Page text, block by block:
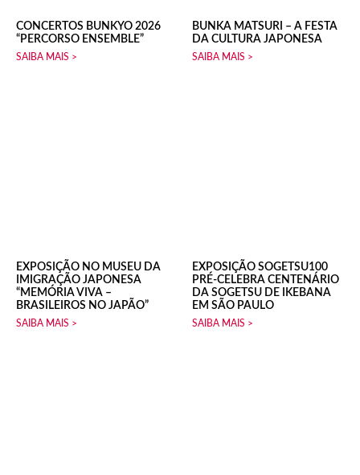
CONCERTOS BUNKYO 2026
“PERCORSO ENSEMBLE”
SAIBA MAIS >
BUNKA MATSURI – A FESTA
DA CULTURA JAPONESA
SAIBA MAIS >
EXPOSIÇÃO NO MUSEU DA
IMIGRAÇÃO JAPONESA
“MEMÓRIA VIVA –
BRASILEIROS NO JAPÃO”
SAIBA MAIS >
EXPOSIÇÃO SOGETSU100
PRÉ-CELEBRA CENTENÁRIO
DA SOGETSU DE IKEBANA
EM SÃO PAULO
SAIBA MAIS >